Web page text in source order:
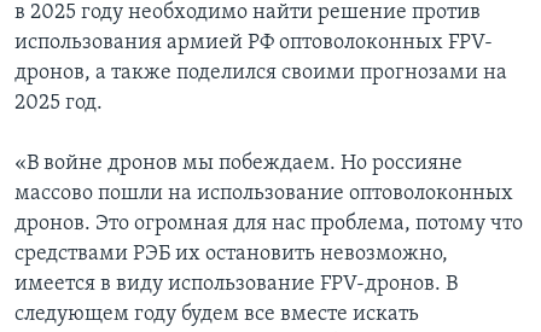
в 2025 году необходимо найти решение против
использования армией РФ оптоволоконных FPV-
дронов, а также поделился своими прогнозами на
2025 год.
«В войне дронов мы побеждаем. Но россияне
массово пошли на использование оптоволоконных
дронов. Это огромная для нас проблема, потому что
средствами РЭБ их остановить невозможно,
имеется в виду использование FPV-дронов. В
следующем году будем все вместе искать